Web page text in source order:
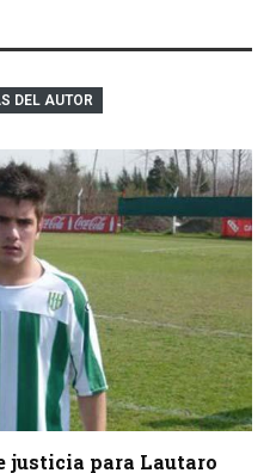
DEL AUTOR
justicia para Lautaro